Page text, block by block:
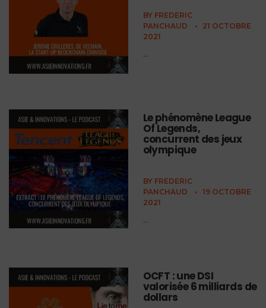
BY FREDERIC
PANCHAUD
•
21 OCTOBRE
2021
...
Le phénomène League
Of Legends,
concurrent des jeux
olympique
BY FREDERIC
PANCHAUD
• 19 OCTOBRE
2021
...
OCFT : une DSI
valorisée 6 milliards de
dollars